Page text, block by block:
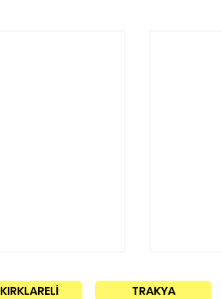
KIRKLARELİ TRAKYA